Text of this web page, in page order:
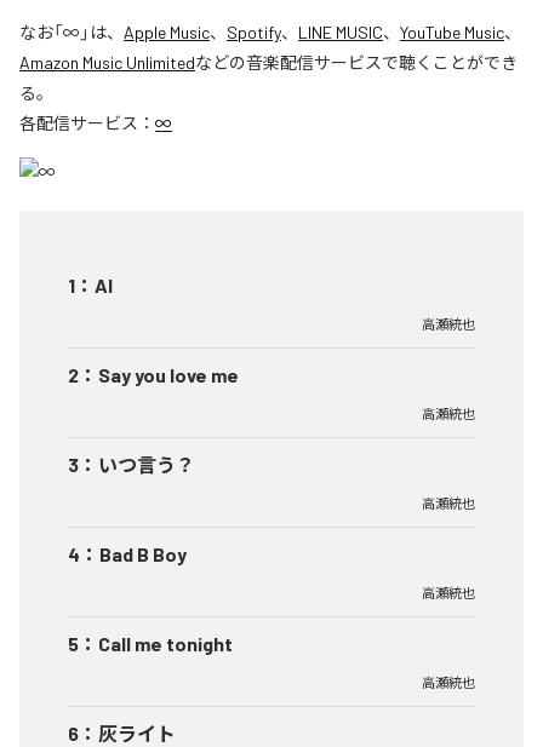
なお「∞ 」は、 Apple Music、 Spotify、 LINE MUSIC、 YouTube Music、
Amazon Music Unlimitedなどの音楽配信サービスで聴くことができ
る。
各配信サービス： ∞
1 ： AI
高瀬統也
2 ： Say you love me
高瀬統也
3 ： いつ言う？
高瀬統也
4 ： Bad B Boy
高瀬統也
5 ： Call me tonight
高瀬統也
6 ： 灰ライト